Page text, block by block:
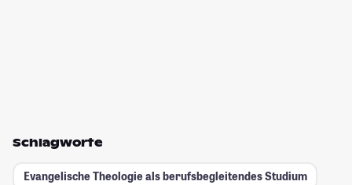
Schlagworte
Evangelische Theologie als berufsbegleitendes Studium